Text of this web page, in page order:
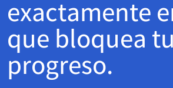
exactamente
que bloquea tu
progreso.